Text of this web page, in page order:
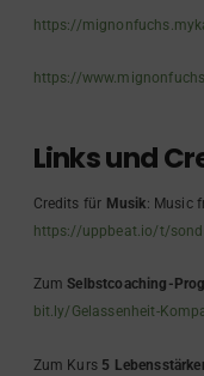
https://
https://
Links und
Credits für Musik: Music
https://uppbeat.io/t/
ZumSelbstcoaching-
bit.ly/Gelassenheit-
Zum Kurs 5